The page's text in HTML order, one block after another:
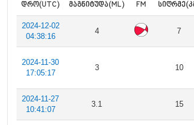
ᲓᲠᲝ(UTC) ᲛᲐᲒᲜᲘᲢᲣᲓᲐ(ML) FM
2024-12-02
04:38:16
4 7
2024-11-30
17:05:17
3 10
2024-11-27
10:41:07
3.1 15